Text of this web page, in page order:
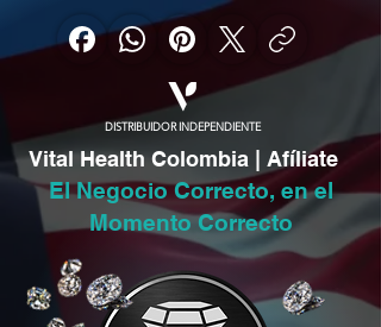
DISTRIBUIDOR INDEPENDIENTE
Vital Health Colombia | Afíliate
El Negocio Correcto, en el
Momento Correcto